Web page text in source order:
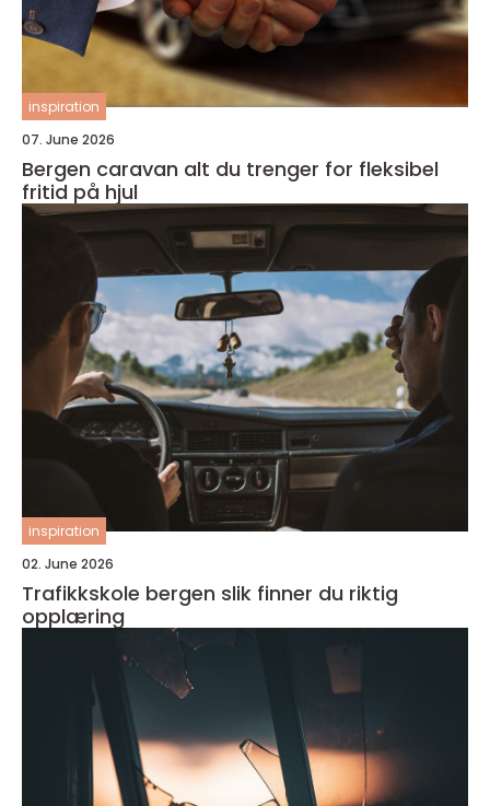
inspiration
07. June 2026
Bergen caravan alt du trenger for fleksibel
fritid på hjul
inspiration
02. June 2026
Trafikkskole bergen slik finner du riktig
opplæring